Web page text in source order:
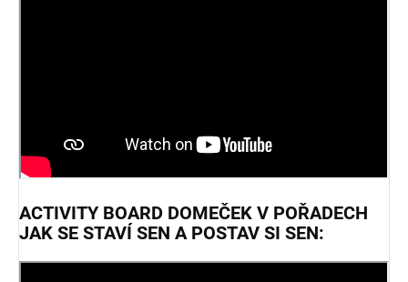
ACTIVITY BOARD DOMEČEK V POŘADECH
JAK SE STAVÍ SEN A POSTAV SI SEN: